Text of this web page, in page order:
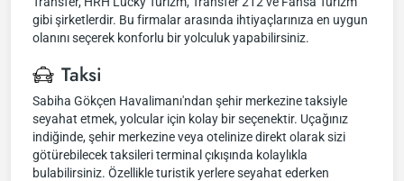
gibi şirketlerdir. Bu firmalar arasında ihtiyaçlarınıza en uygun
olanını seçerek konforlu bir yolculuk yapabilirsiniz.
Taksi
Sabiha Gökçen Havalimanı'ndan şehir merkezine taksiyle
seyahat etmek, yolcular için kolay bir seçenektir. Uçağınız
indiğinde, şehir merkezine veya otelinize direkt olarak sizi
götürebilecek taksileri terminal çıkışında kolaylıkla
bulabilirsiniz. Özellikle turistik yerlere seyahat ederken